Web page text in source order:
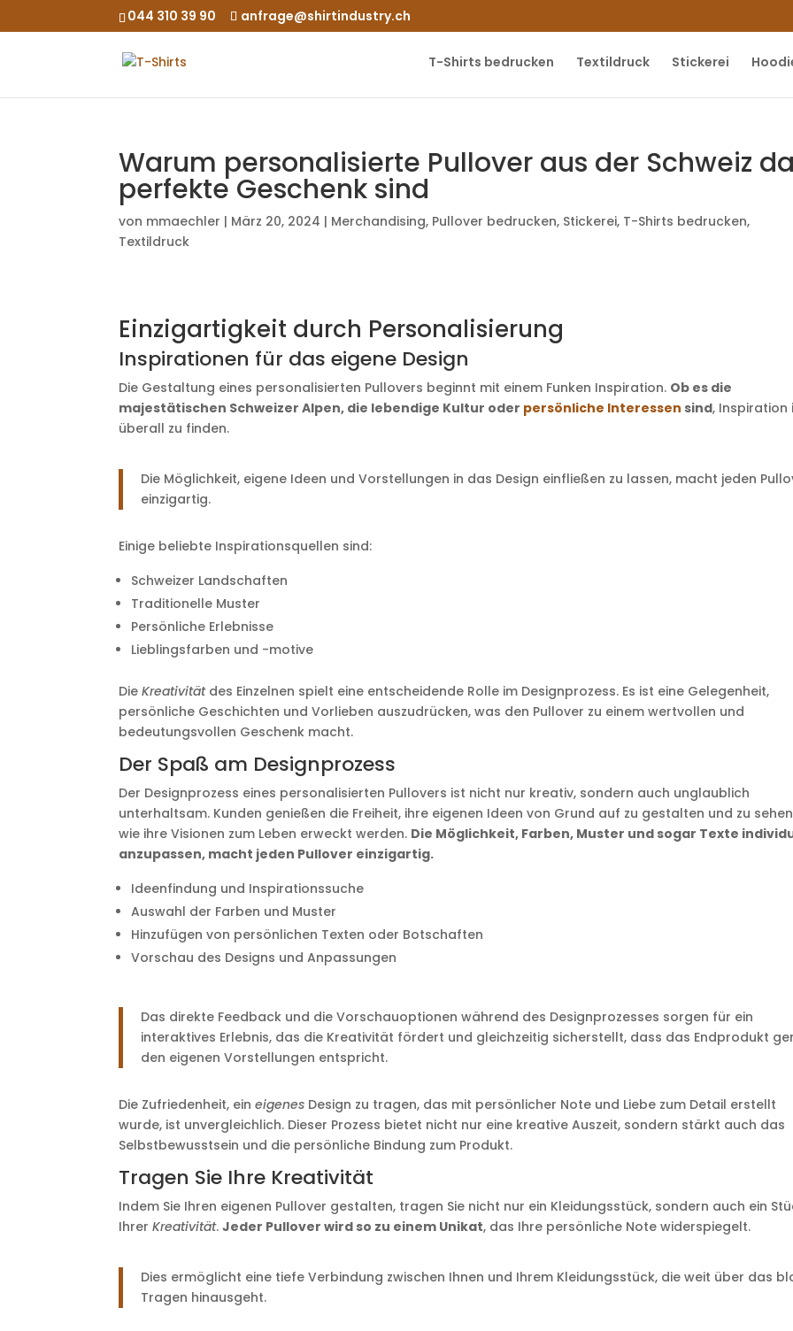
044 310 39 90 anfrage@shirtindustry.ch
T-Shirts bedrucken Textildruck Stickerei
Warum personalisierte Pullover aus der Schweiz
perfekte Geschenk sind
von mmaechler | März 20, 2024 | Merchandising, Pullover bedrucken, Stickerei, T-Shirts bedrucken,
Textildruck
Einzigartigkeit durch Personalisierung
Inspirationen für das eigene Design
Die Gestaltung eines personalisierten Pullovers beginnt mit einem Funken Inspiration. Ob es die
majestätischen Schweizer Alpen, die lebendige Kultur oder persönliche Interessen sind, Inspiration
überall zu finden.
Die Möglichkeit, eigene Ideen und Vorstellungen in das Design einfließen zu lassen, macht jeden
einzigartig.
Einige beliebte Inspirationsquellen sind:
Schweizer Landschaften
Traditionelle Muster
Persönliche Erlebnisse
Lieblingsfarben und -motive
DieKreativitätdes Einzelnen spielt eine entscheidende Rolle im Designprozess. Es ist eine Gelegenheit,
persönliche Geschichten und Vorlieben auszudrücken, was den Pullover zu einem wertvollen und
bedeutungsvollen Geschenk macht.
Der Spaß am Designprozess
Der Designprozess eines personalisierten Pullovers ist nicht nur kreativ, sondern auch unglaublich
unterhaltsam. Kunden genießen die Freiheit, ihre eigenen Ideen von Grund auf zu gestalten und zu
wie ihre Visionen zum Leben erweckt werden. Die Möglichkeit, Farben, Muster und sogar Texte
anzupassen, macht jeden Pullover einzigartig.
Ideenfindung und Inspirationssuche
Auswahl der Farben und Muster
Hinzufügen von persönlichen Texten oder Botschaften
Vorschau des Designs und Anpassungen
Das direkte Feedback und die Vorschauoptionen während des Designprozesses sorgen für ein
interaktives Erlebnis, das die Kreativität fördert und gleichzeitig sicherstellt, dass das Endprodukt
den eigenen Vorstellungen entspricht.
Die Zufriedenheit, eineigenes Design zu tragen, das mit persönlicher Note und Liebe zum Detail erstellt
wurde, ist unvergleichlich. Dieser Prozess bietet nicht nur eine kreative Auszeit, sondern stärkt auch das
Selbstbewusstsein und die persönliche Bindung zum Produkt.
Tragen Sie Ihre Kreativität
Indem Sie Ihren eigenen Pullover gestalten, tragen Sie nicht nur ein Kleidungsstück, sondern auch ein
IhrerKreativität.Jeder Pullover wird so zu einem Unikat, das Ihre persönliche Note widerspiegelt.
Dies ermöglicht eine tiefe Verbindung zwischen Ihnen und Ihrem Kleidungsstück, die weit über das
Tragen hinausgeht.